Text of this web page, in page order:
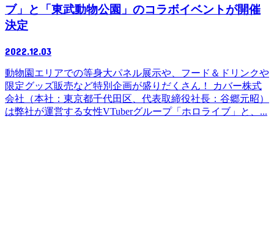
ブ」と「東武動物公園」のコラボイベントが開催
決定
2022.12.03
動物園エリアでの等身大パネル展示や、フード＆ドリンクや
限定グッズ販売など特別企画が盛りだくさん！ カバー株式
会社（本社：東京都千代⽥区、代表取締役社⻑：⾕郷元昭）
は弊社が運営する⼥性VTuberグループ「ホロライブ」と、...